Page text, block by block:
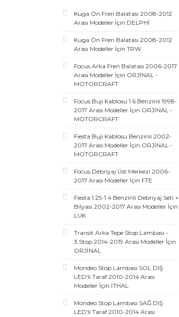
Kuga Ön Fren Balatası 2008-2012
Arası Modeller İçin DELPHİ
Kuga Ön Fren Balatası 2008-2012
Arası Modeller İçin TRW
Focus Arka Fren Balatası 2006-2017
Arası Modeller İçin ORJİNAL -
MOTORCRAFT
Focus Buji Kablosu 1.6 Benzinli 1998-
2017 Arası Modeller İçin ORJİNAL -
MOTORCRAFT
Fiesta Buji Kablosu Benzinli 2002-
2017 Arası Modeller İçin ORJİNAL -
MOTORCRAFT
Focus Debriyaj Üst Merkezi 2006-
2017 Arası Modeller İçin FTE
Fiesta 1.25-1.4 Benzinli Debriyaj Seti +
Bilyası 2002-2017 Arası Modeller İçin
LUK
Transit Arka Tepe Stop Lambası -
3.Stop 2014-2019 Arası Modeller İçin
ORJİNAL
Mondeo Stop Lambası SOL DIŞ
LED'li Taraf 2010-2014 Arası
Modeller İçin İTHAL
Mondeo Stop Lambası SAĞ DIŞ
LED'li Taraf 2010-2014 Arası